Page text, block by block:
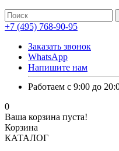
+7 (495) 768-90-95
Заказать звонок
WhatsApp
Напишите нам
Работаем с 9:00 до
0
Ваша корзина пуста!
Корзина
КАТАЛОГ